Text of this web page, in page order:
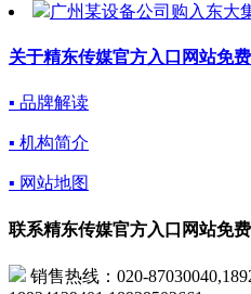
广州某设备公司购入东大
关于精东传媒官方入口网站免费
▪ 品牌解读
▪ 机构简介
▪ 网站地图
联系精东传媒官方入口网站免费
销售热线：020-